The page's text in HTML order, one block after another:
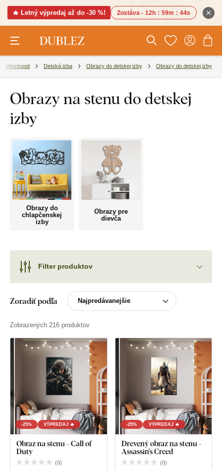
🔥 Letný výpredaj až do -30 %! Zostáva - 12h : 59m : 43s
Miestnosti Detská izba Obrazy do detskej izby Obrazy do detskej izby
Obrazy na stenu do detskej
izby
Obrazy do
chlapčenskej
izby
Obrazy pre
dievča
Filter produktov
Zoradiť podľa
Zobrazených 216 produktov
-25% VÝPREDAJ 🔥
Obraz na stenu - Call of
Duty
(0)
-25% VÝPREDAJ 🔥
Drevený obraz na stenu -
Assassin's Creed
(0)